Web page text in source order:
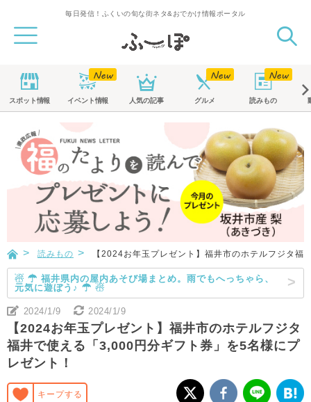
毎日発信！ふくいの旬な街ネタ&おでかけ情報ポータル
スポット情報 イベント情報 人気の記事 グルメ 読みもの
読みもの 【2024お年玉プレゼント】福井市のホテルフジタ
☃ ☂ 福井県内の屋内あそび場まとめ。雨でもへっちゃら、
元気に遊ぼう♪ ☂ ☃
2024/1/9 2024/1/9
【2024お年玉プレゼント】福井市のホテルフジタ
福井で使える「3,000円分ギフト券」を5名様にプ
レゼント！
キープする